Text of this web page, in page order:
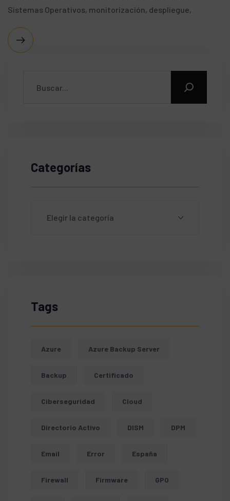
Sistemas Operativos, monitorización, despliegue,
Categorías
Tags
Azure Azure Backup Server
Backup Certificado
Ciberseguridad Cloud
Directorio Activo DISM DPM
Email Error España
Firewall Firmware GPO